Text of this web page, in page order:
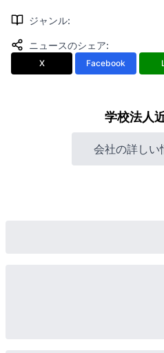
ジャンル:
ニュースのシェア:
X Facebook
学校法人
会社の詳しい